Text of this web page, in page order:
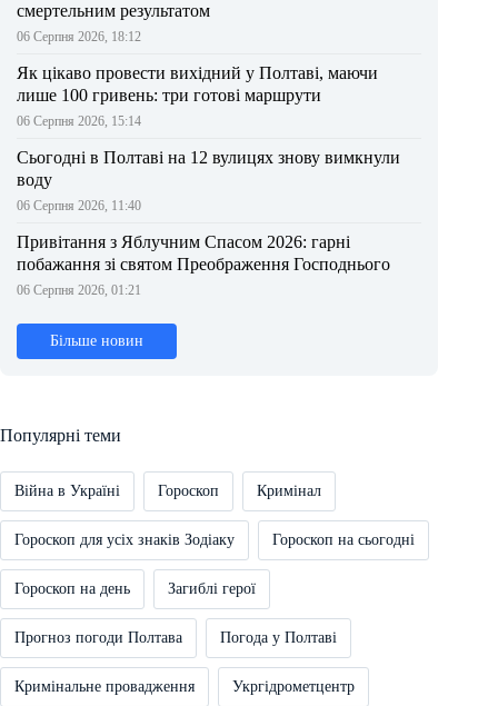
смертельним результатом
06 Серпня 2026, 18:12
Як цікаво провести вихідний у Полтаві, маючи
лише 100 гривень: три готові маршрути
06 Серпня 2026, 15:14
Сьогодні в Полтаві на 12 вулицях знову вимкнули
воду
06 Серпня 2026, 11:40
Привітання з Яблучним Спасом 2026: гарні
побажання зі святом Преображення Господнього
06 Серпня 2026, 01:21
Більше новин
Популярні теми
Війна в Україні Гороскоп Кримінал
Гороскоп для усіх знаків Зодіаку Гороскоп на сьогодні
Гороскоп на день Загиблі герої
Прогноз погоди Полтава Погода у Полтаві
Кримінальне провадження Укргідрометцентр